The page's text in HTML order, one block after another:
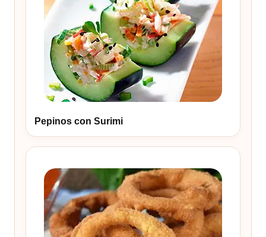
Pepinos con Surimi